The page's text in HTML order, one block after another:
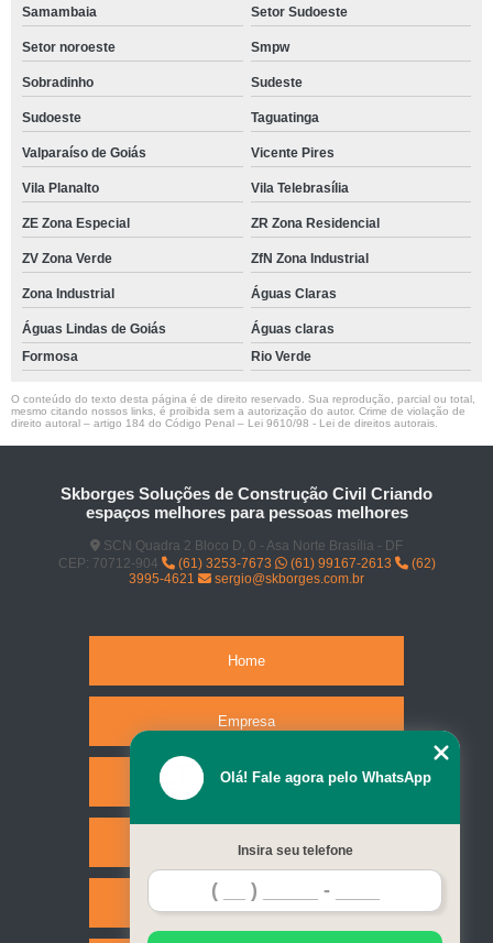
Samambaia Setor Sudoeste
Setor noroeste Smpw
Sobradinho Sudeste
Sudoeste Taguatinga
Valparaíso de Goiás Vicente Pires
Vila Planalto Vila Telebrasília
ZE Zona Especial ZR Zona Residencial
ZV Zona Verde ZfN Zona Industrial
Zona Industrial Águas Claras
Águas Lindas de Goiás
Águas claras
Formosa
Rio Verde
O conteúdo do texto desta página é de direito reservado. Sua reprodução, parcial ou total,
mesmo citando nossos links, é proibida sem a autorização do autor. Crime de violação de
direito autoral – artigo 184 do Código Penal – Lei 9610/98 - Lei de direitos autorais
Skborges Soluções de Construção Civil Criando
espaços melhores para pessoas melhores
SCN Quadra 2 Bloco D, 0 - Asa Norte Brasília - DF
CEP: 70712-904
(61) 3253-7673 (61) 99167-2613
(62)
3995-4621
sergio@skborges.com.br
Home
Empresa
Missão
Serviços
Contato
Olá! Fale agora pelo WhatsApp
Insira seu telefone